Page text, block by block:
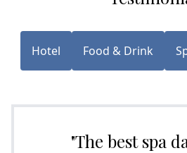
Hotel Food & Drink
"The best spa